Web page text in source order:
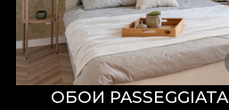
ОБОИ PASSEGGIATA